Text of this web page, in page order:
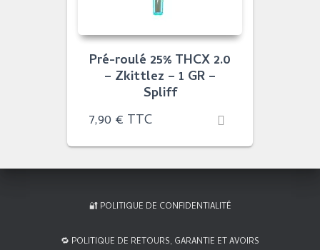
Pré-roulé 25% THCX 2.0
– Zkittlez – 1 GR –
Spliff
7,90 € TTC
🔐 POLITIQUE DE CONFIDENTIALITÉ
🔁 POLITIQUE DE RETOURS, GARANTIE ET AVOIRS